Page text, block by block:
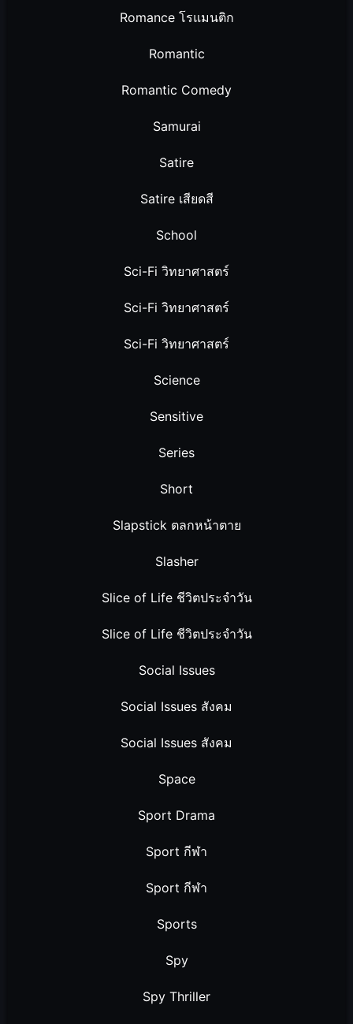
Romance โรแมนติก
Romantic
Romantic Comedy
Samurai
Satire
Satire เสียดสี
School
Sci-Fi วิทยาศาสตร์
Sci-Fi วิทยาศาสตร์
Sci-Fi วิทยาศาสตร์
Science
Sensitive
Series
Short
Slapstick ตลกหน้าตาย
Slasher
Slice of Life ชีวิตประจำวัน
Slice of Life ชีวิตประจำวัน
Social Issues
Social Issues สังคม
Social Issues สังคม
Space
Sport Drama
Sport กีฬา
Sport กีฬา
Sports
Spy
Spy Thriller